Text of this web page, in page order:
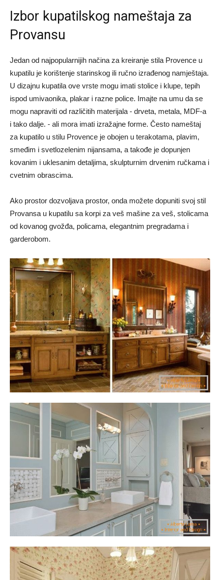
Izbor kupatilskog nameštaja za
Provansu
Jedan od najpopularnijih načina za kreiranje stila Provence u
kupatilu je korištenje starinskog ili ručno izrađenog namještaja.
U dizajnu kupatila ove vrste mogu imati stolice i klupe, tepih
ispod umivaonika, plakar i razne police. Imajte na umu da se
mogu napraviti od različitih materijala - drveta, metala, MDF-a
i tako dalje. - ali mora imati izražajne forme. Često nameštaj
za kupatilo u stilu Provence je obojen u terakotama, plavim,
smeđim i svetlozelenim nijansama, a takođe je dopunjen
kovanim i uklesanim detaljima, skulpturnim drvenim ručkama i
cvetnim obrascima.
Ako prostor dozvoljava prostor, onda možete dopuniti svoj stil
Provansa u kupatilu sa korpi za veš mašine za veš, stolicama
od kovanog gvožđa, policama, elegantnim pregradama i
garderobom.